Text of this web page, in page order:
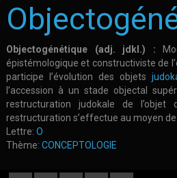
Objectogénétique (adj. jdkl.) :
épistémologique et constructiviste de
participe l’évolution des objets
l’accession à un stade objectal
restructuration judokale de l’objet
restructuration s’effectue au moyen de
Lettre: O
Thème: CONCEPTOLOGIE